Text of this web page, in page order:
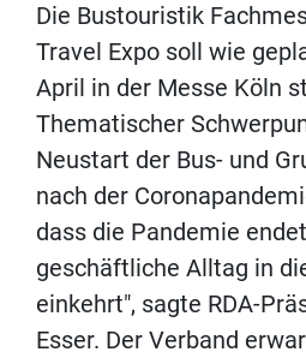
Die Bustouristik
Travel Expo soll wie
April in der Messe Köln
Thematischer
Neustart der Bus- und
nach der
dass die Pandemie
geschäftliche Alltag in
einkehrt", sagte RDA-
Esser. Der Verband